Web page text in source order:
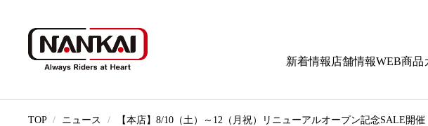
新着情報 店舗情報WEB商品
TOP ニュース 【本店】8/10（土）～12（月祝）リニューアルオープン記念SALE開催